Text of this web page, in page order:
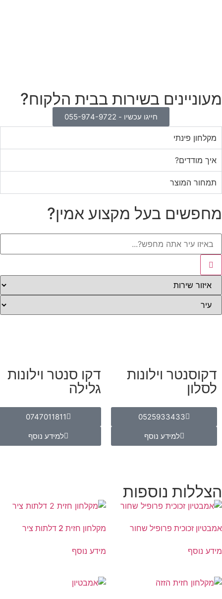
מעוניינים בשירות בבית הלקוח?
חייגו עכשיו - 055-974-9722
מקלחון פינתי
איך מודדים?
תמחור המוצר
מחפשים בעל מקצוע אמין?
דקוסנטר וילונות
לסלון
0525933433
למידע נוסף
דקו סנטר וילונות
גלילה
0747011811
למידע נוסף
הצללות נוספות
אמבטיון זכוכית פרופיל שחור
מידע נוסף
מקלחון חזית 2 דלתות ציר
מידע נוסף